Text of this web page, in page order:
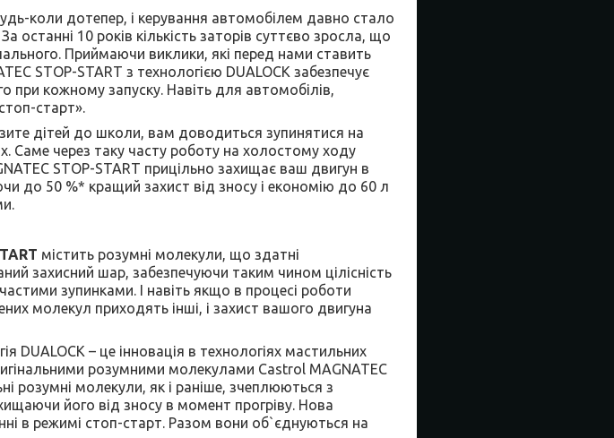
коли дотепер, і керування автомобілем давно стало
10 років кількість заторів суттєво зросла, що
Приймаючи виклики, які перед нами ставить
STOP-START з технологією DUALOCK забезпечує
при кожному запуску. Навіть для автомобілів,
старт».
дітей до школи, вам доводиться зупинятися на
Саме через таку часту роботу на холостому ходу
STOP-START прицільно захищає ваш двигун в
до 50 %* кращий захист від зносу і економію до 60 л
містить розумні молекули, що здатні
захисний шар, забезпечуючи таким чином цілісність
зупинками. І навіть якщо в процесі роботи
молекул приходять інші, і захист вашого двигуна
DUALOCK – це інновація в технологіях мастильних
розумними молекулами Castrol MAGNATEC
розумні молекули, як і раніше, зчеплюються з
його від зносу в момент прогріву. Нова
в режимі стоп-старт. Разом вони об`єднуються на